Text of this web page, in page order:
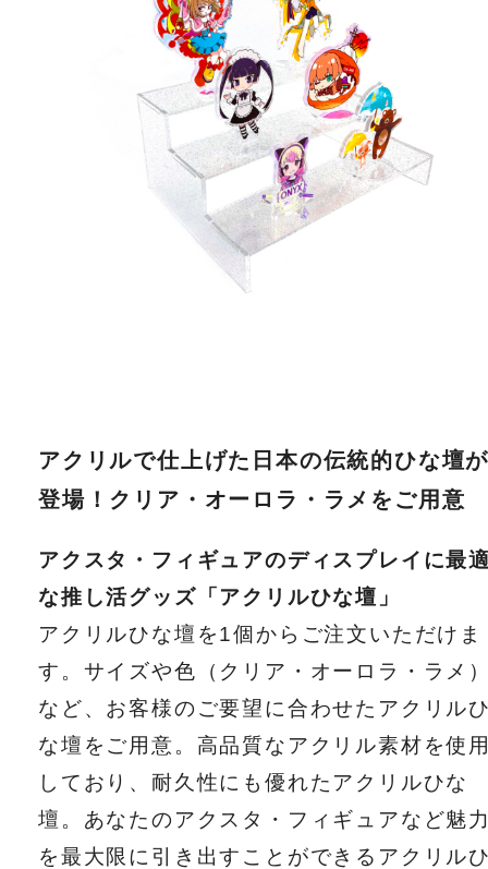
アクリルで仕上げた日本の伝統的ひな壇
登場！クリア・オーロラ・ラメをご用意
アクスタ・フィギュアのディスプレイに最
な推し活グッズ「アクリルひな壇」
アクリルひな壇を1個からご注文いただけま
す。サイズや色（クリア・オーロラ・ラメ
など、お客様のご要望に合わせたアクリル
な壇をご用意。高品質なアクリル素材を使
しており、耐久性にも優れたアクリルひな
壇。あなたのアクスタ・フィギュアなど魅
を最大限に引き出すことができるアクリル